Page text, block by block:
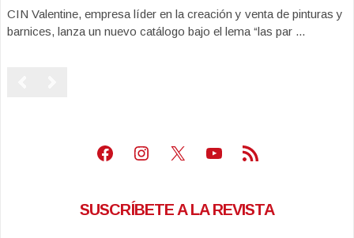
CIN Valentine, empresa líder en la creación y venta de pinturas y
barnices, lanza un nuevo catálogo bajo el lema “las par ...
Facebook
Instagram
X Youtube
Feed RSS
SUSCRÍBETE A LA REVISTA